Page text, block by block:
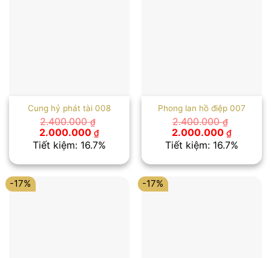
Cung hỷ phát tài 008
2.400.000₫
Giá
gốc
là:
2.000.000 ₫Giá
hiện
tại
2.000.000 ₫.
Tiết kiệm: 16.7%
Phong lan hồ điệp 007
2.400.000₫
Giá
gốc
là:
2.000.000 ₫Giá
hiện
tại
Tiết kiệm: 16.7%
-17% -17%